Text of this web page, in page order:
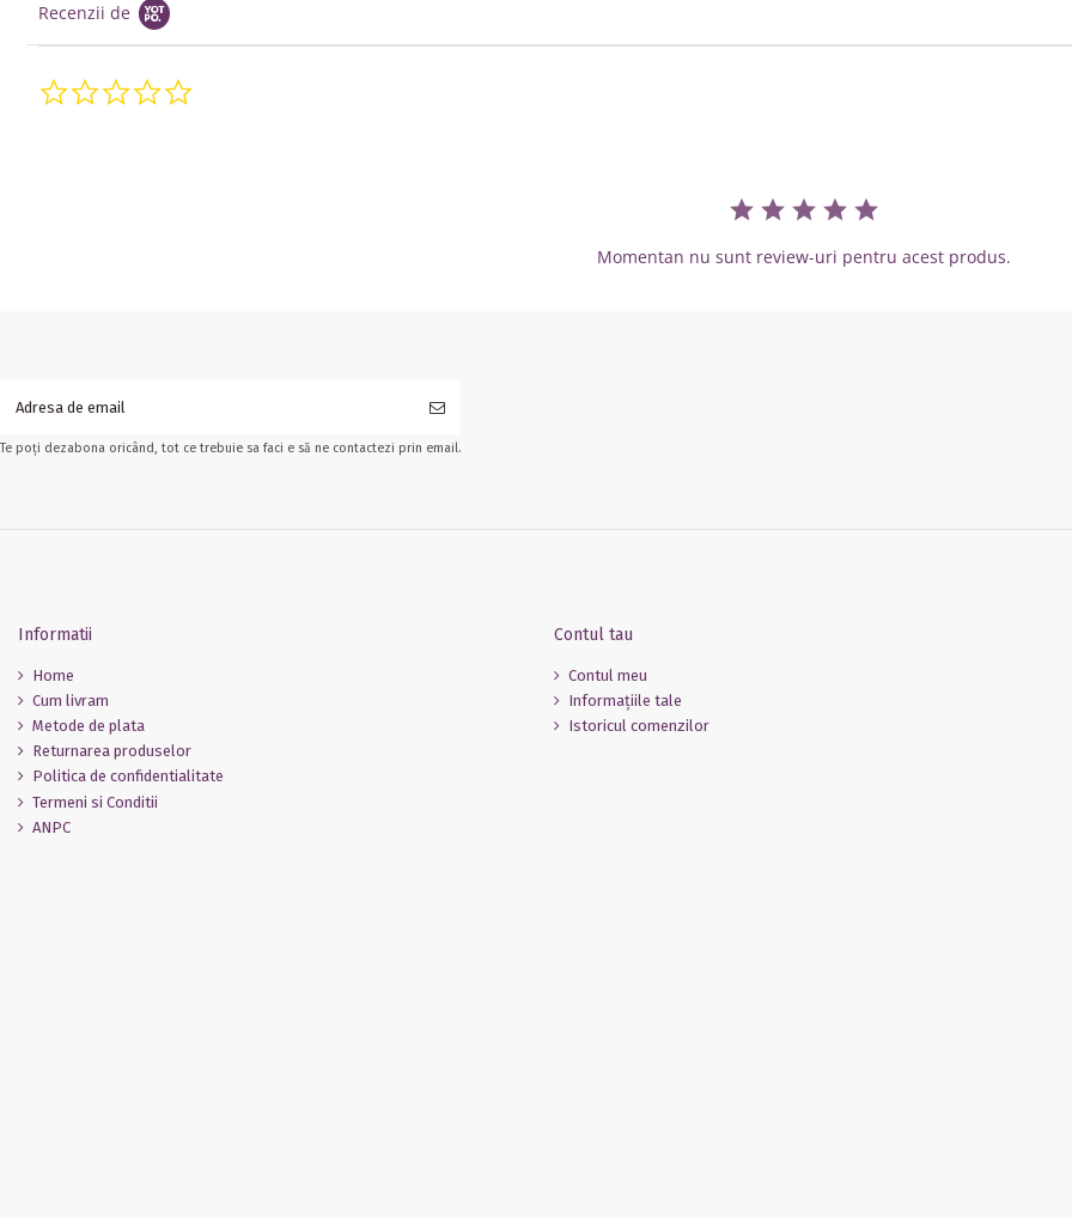
Recenzii de
0.0 star rating
Momentan nu sunt review-uri pentru acest produs.
Te poți dezabona oricând, tot ce trebuie sa faci e să ne contactezi prin email.
Informatii
Home
Cum livram
Metode de plata
Returnarea produselor
Politica de confidentialitate
Termeni si Conditii
ANPC
Contul tau
Contul meu
Informaţiile tale
Istoricul comenzilor